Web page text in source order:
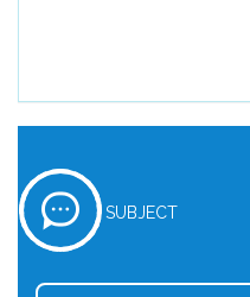
SUBJECT